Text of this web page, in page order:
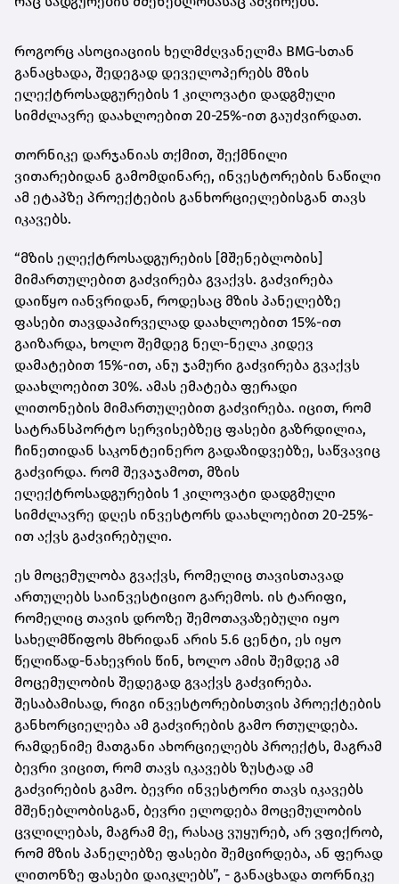
როგორც ასოციაციის ხელმძღვანელმა BMG‑სთან
განაცხადა, შედეგად დეველოპერებს მზის
ელექტროსადგურების 1 კილოვატი დადგმული
სიმძლავრე დაახლოებით 20-25%-ით გაუძვირდათ.
თორნიკე დარჯანიას თქმით, შექმნილი
ვითარებიდან გამომდინარე, ინვესტორების ნაწილი
ამ ეტაპზე პროექტების განხორციელებისგან თავს
იკავებს.
“მზის ელექტროსადგურების [მშენებლობის]
მიმართულებით გაძვირება გვაქვს. გაძვირება
დაიწყო იანვრიდან, როდესაც მზის პანელებზე
ფასები თავდაპირველად დაახლოებით 15%-ით
გაიზარდა, ხოლო შემდეგ ნელ-ნელა კიდევ
დამატებით 15%-ით, ანუ ჯამური გაძვირება გვაქვს
დაახლოებით 30%. ამას ემატება ფერადი
ლითონების მიმართულებით გაძვირება. იცით, რომ
სატრანსპორტო სერვისებზეც ფასები გაზრდილია,
ჩინეთიდან საკონტეინერო გადაზიდვებზე, საწვავიც
გაძვირდა. რომ შევაჯამოთ, მზის
ელექტროსადგურების 1 კილოვატი დადგმული
სიმძლავრე დღეს ინვესტორს დაახლოებით 20-25%-
ით აქვს გაძვირებული.
ეს მოცემულობა გვაქვს, რომელიც თავისთავად
ართულებს საინვესტიციო გარემოს. ის ტარიფი,
რომელიც თავის დროზე შემოთავაზებული იყო
სახელმწიფოს მხრიდან არის 5.6 ცენტი, ეს იყო
წელიწად-ნახევრის წინ, ხოლო ამის შემდეგ ამ
მოცემულობის შედეგად გვაქვს გაძვირება.
შესაბამისად, რიგი ინვესტორებისთვის პროექტების
განხორციელება ამ გაძვირების გამო რთულდება.
რამდენიმე მათგანი ახორციელებს პროექტს, მაგრამ
ბევრი ვიცით, რომ თავს იკავებს ზუსტად ამ
გაძვირების გამო. ბევრი ინვესტორი თავს იკავებს
მშენებლობისგან, ბევრი ელოდება მოცემულობის
ცვლილებას, მაგრამ მე, რასაც ვუყურებ, არ ვფიქრობ,
რომ მზის პანელებზე ფასები შემცირდება, ან ფერად
ლითონზე ფასები დაიკლებს”, - განაცხადა თორნიკე